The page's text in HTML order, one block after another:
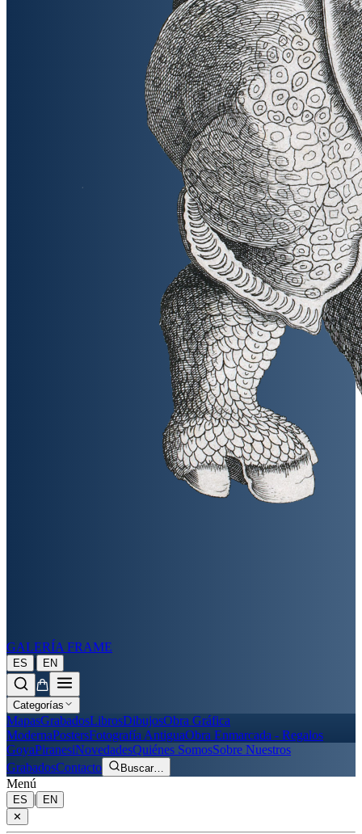
GALERÍA FRAME
ES | EN
Categorías
MapasGrabadosLibrosDibujosObra Gráfica
ModernaPostersFotografía AntiguaObra Enmarcada - Regalos
GoyaPiranesiNovedadesQuiénes SomosSobre Nuestros
GrabadosContacto Buscar…
Menú
ES |
EN
✕